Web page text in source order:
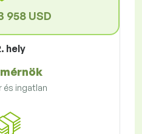
958 USD
hely
és ingatlan